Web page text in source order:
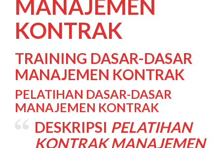
MANAJEMEN
KONTRAK
TRAINING DASAR-DASAR
MANAJEMEN KONTRAK
PELATIHAN DASAR-DASAR
MANAJEMEN KONTRAK
DESKRIPSI PELATIHAN
KONTRAK MANAJEMEN